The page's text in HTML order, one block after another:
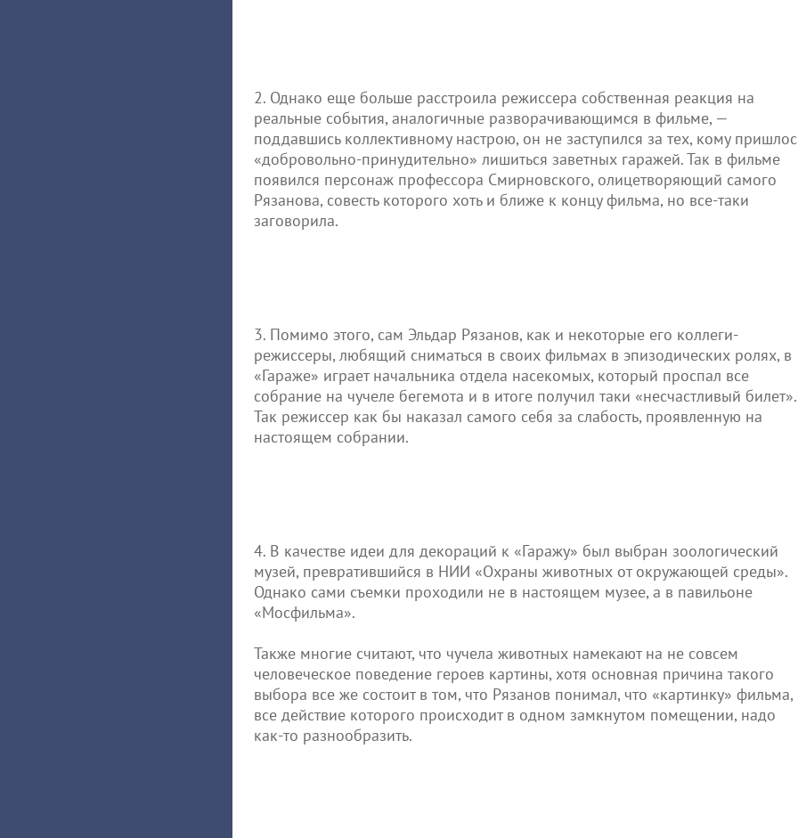
2. Однако еще больше расстроила режиссера собственная реакция на
реальные события, аналогичные разворачивающимся в фильме, —
поддавшись коллективному настрою, он не заступился за тех, кому
«добровольно-принудительно» лишиться заветных гаражей. Так в фильме
появился персонаж профессора Смирновского, олицетворяющий самого
Рязанова, совесть которого хоть и ближе к концу фильма, но все-таки
заговорила.
3. Помимо этого, сам Эльдар Рязанов, как и некоторые его коллеги-
режиссеры, любящий сниматься в своих фильмах в эпизодических ролях, в
«Гараже» играет начальника отдела насекомых, который проспал все
собрание на чучеле бегемота и в итоге получил таки «несчастливый билет».
Так режиссер как бы наказал самого себя за слабость, проявленную на
настоящем собрании.
4. В качестве идеи для декораций к «Гаражу» был выбран зоологический
музей, превратившийся в НИИ «Охраны животных от окружающей среды».
Однако сами съемки проходили не в настоящем музее, а в павильоне
«Мосфильма».
Также многие считают, что чучела животных намекают на не совсем
человеческое поведение героев картины, хотя основная причина такого
выбора все же состоит в том, что Рязанов понимал, что «картинку» фильма,
все действие которого происходит в одном замкнутом помещении, надо
как-то разнообразить.